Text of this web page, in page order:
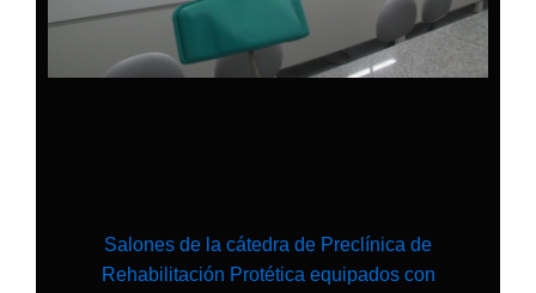
Salones de la cátedra de Preclínica de
Rehabilitación Protética equipados con